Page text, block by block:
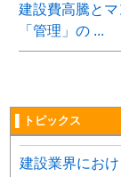
建設費高騰と
「管理」の ...
▌トピックス
建設業界にお